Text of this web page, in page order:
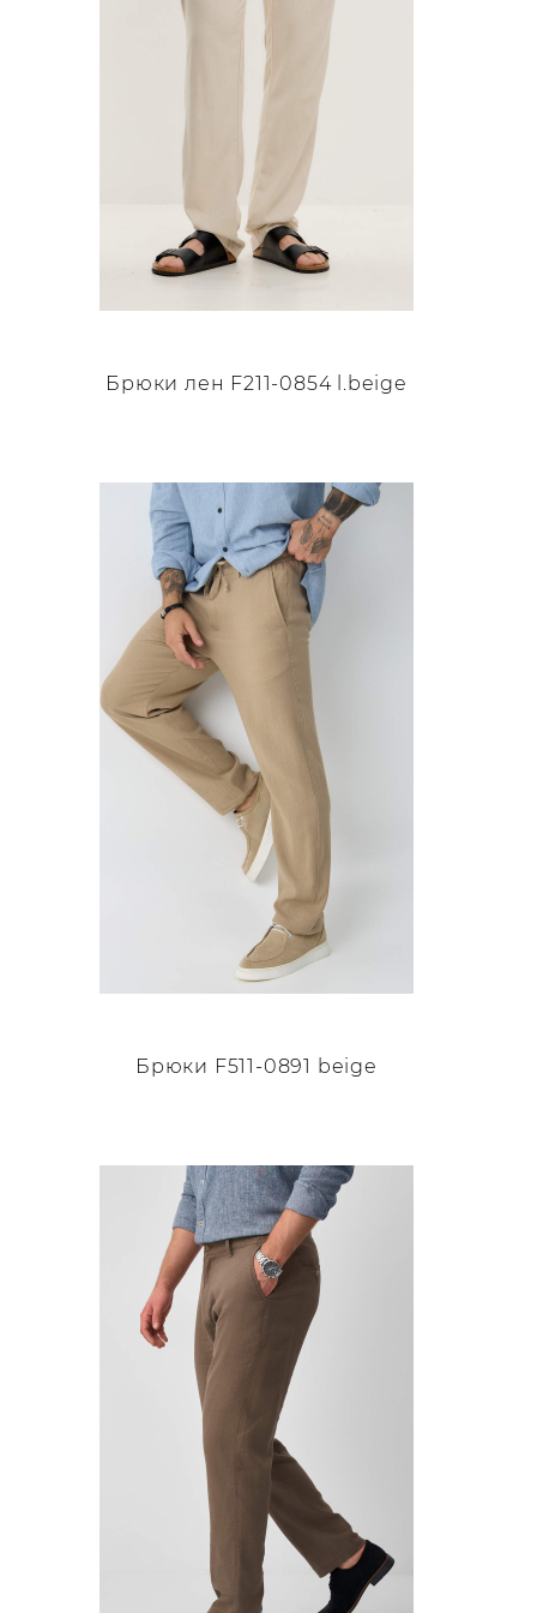
Брюки лен F211-0854 l.beige
товар
имеет
несколько
вариаций.
Опции
можно
выбрать
на
странице
товара.
Брюки F511-0891 beige
товар
несколько
вариаций.
Опции
можно
выбрать